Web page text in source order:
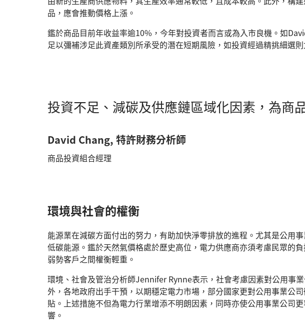
品，應會推動價格上漲。
鑑於商品目前年收益率逾10%，今年對投資者而言或為入市良機。如
足以彌補涉足此資產類別所承受的潛在短期風險，如投資經過精挑細選則
投資不足、減碳及供應鏈區域化因素，為商
David Chang, 特許財務分析師
商品投資組合經理
環境與社會的權衡
能源業在減碳方面付出的努力，有助加快淨零排放的進程。尤其是公用
低碳能源。鑑於天然氣價格處於歷史高位，電力供應商亦須考慮民眾的
弱勢客戶之間權衡輕重。
環境、社會及管治分析師Jennifer Rynne表示，社會考慮因素對公用事
外，各地政府出手干預，以期穩定電力市場，部分國家更對公用事業公
貼。上述措施不但為電力行業增添不明朗因素，同時亦使公用事業公司
響。